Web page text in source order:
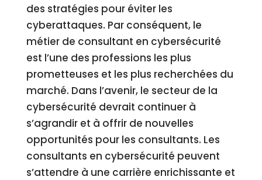
des stratégies pour éviter les
cyberattaques. Par conséquent, le
métier de consultant en cybersécurité
est l’une des professions les plus
prometteuses et les plus recherchées du
marché. Dans l’avenir, le secteur de la
cybersécurité devrait continuer à
s’agrandir et à offrir de nouvelles
opportunités pour les consultants. Les
consultants en cybersécurité peuvent
s’attendre à une carrière enrichissante et